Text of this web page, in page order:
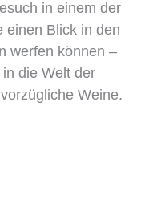
in einem der
einen Blick in den
werfen können –
die Welt der
Weine.